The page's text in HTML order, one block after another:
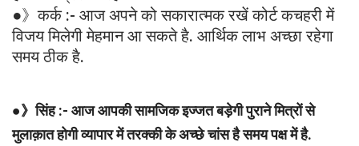
●》कर्क :- आज अपने को सकारात्मक रखें कोर्ट कचहरी में
विजय मिलेगी मेहमान आ सकते है. आर्थिक लाभ अच्छा रहेगा
समय ठीक है.
●》सिंह :- आज आपकी सामजिक इज्जत बड़ेगी पुराने मित्रों से
मुलाक़ात होगी व्यापार में तरक्की के अच्छे चांस है समय पक्ष में है.